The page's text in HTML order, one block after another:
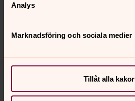
Analys
Marknadsföring och sociala medier
Tillåt alla kakor
Foto: May Lindholm